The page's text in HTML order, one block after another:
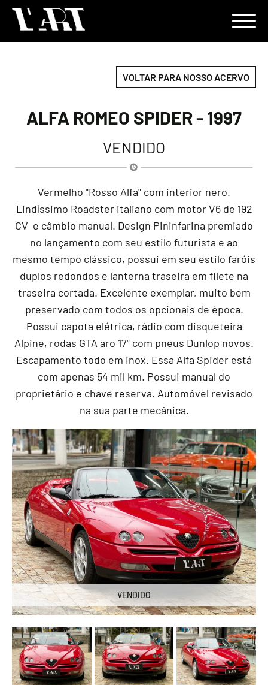
VOLTAR PARA NOSSO ACERVO
ALFA ROMEO SPIDER - 1997
VENDIDO
Vermelho "Rosso Alfa" com interior nero.
Lindíssimo Roadster italiano com motor V6 de 192
CV e câmbio manual. Design Pininfarina premiado
no lançamento com seu estilo futurista e ao
mesmo tempo clássico, possui em seu estilo faróis
duplos redondos e lanterna traseira em filete na
traseira cortada. Excelente exemplar, muito bem
preservado com todos os opcionais de época.
Possui capota elétrica, rádio com disqueteira
Alpine, rodas GTA aro 17" com pneus Dunlop novos.
Escapamento todo em inox. Essa Alfa Spider está
com apenas 54 mil km. Possui manual do
proprietário e chave reserva. Automóvel revisado
na sua parte mecânica.
VENDIDO